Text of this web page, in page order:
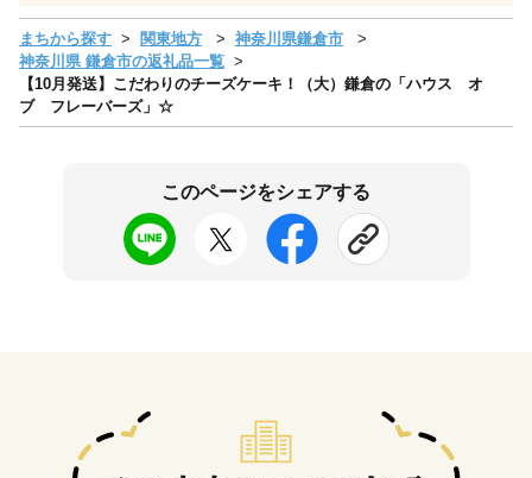
まちから探す 関東地方
神奈川県鎌倉市
神奈川県 鎌倉市の返礼品一覧
【10月発送】こだわりのチーズケーキ！（大）鎌倉の「ハウス オ
ブ フレーバーズ」☆
このページをシェアする